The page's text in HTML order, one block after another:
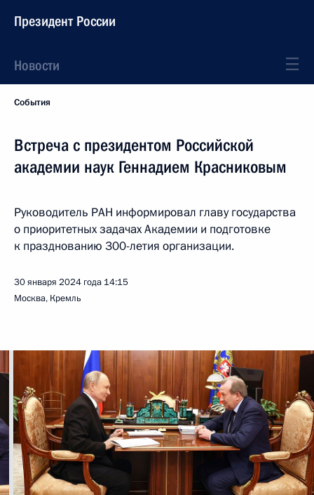
Президент России
Новости
События
Встреча с президентом Российской
академии наук Геннадием Красниковым
Руководитель РАН информировал главу государства
о приоритетных задачах Академии и подготовке
к празднованию 300-летия организации.
30 января 2024 года 14:15
Москва, Кремль